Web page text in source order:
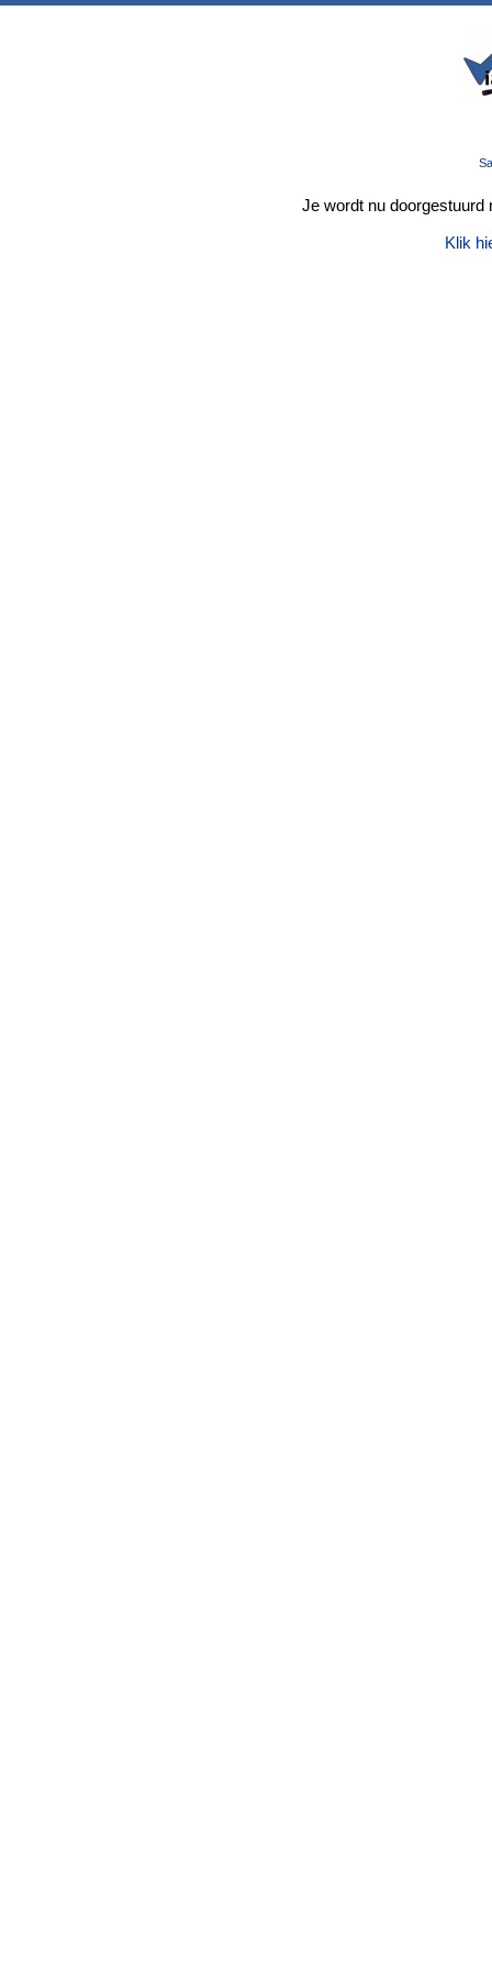
Je wordt nu doorgestuurd
Klik